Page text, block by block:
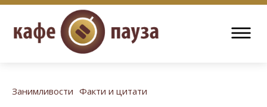
Занимливости Факти и цитати